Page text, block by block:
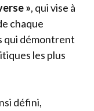
», qui vise à
chaque
qui démontrent
les plus
défini,